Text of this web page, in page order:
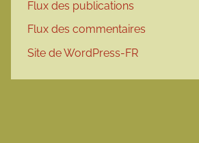
Flux des publications
Flux des commentaires
Site de WordPress-FR